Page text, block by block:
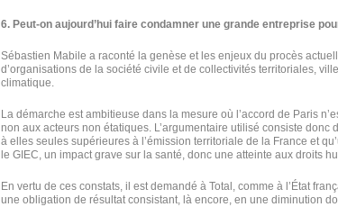
6. Peut-on aujourd’hui faire condamner une grande entreprise
Sébastien Mabile a raconté la genèse et les enjeux du procès
d’organisations de la société civile et de collectivités territoriales,
climatique.
La démarche est ambitieuse dans la mesure où l’accord de Paris
non aux acteurs non étatiques. L’argumentaire utilisé consiste
à elles seules supérieures à l’émission territoriale de la France et
le GIEC, un impact grave sur la santé, donc une atteinte aux droits
En vertu de ces constats, il est demandé à Total, comme à l’État
une obligation de résultat consistant, là encore, en une diminution